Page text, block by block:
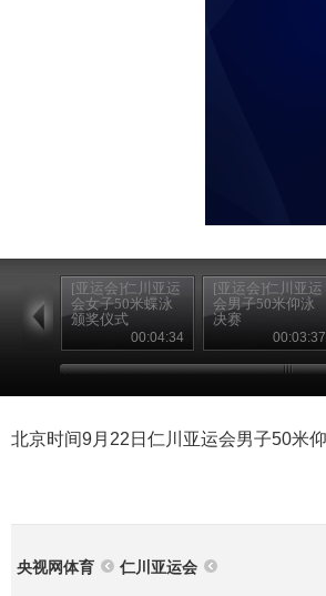
[亚运会]仁川亚运
会女子50米蝶泳
颁奖仪式
00:04:34
[亚运会]仁川亚运
会男子50米仰泳
决赛
00:03:37
北京时间9月22日仁川亚运会男子50米
央视网体育 仁川亚运会